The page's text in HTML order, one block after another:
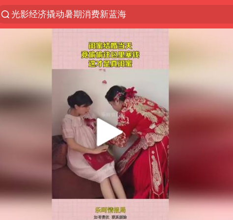
光影经济撬动暑期消费新蓝海
情侣福建平潭拍日出时坠崖
西湖突现狂风暴雨 游客瞬间被浇透
“不怕六爷挂得多 就怕六爷挂一颗”
视频丨中国东方电气集团原党组副书记、董事宋致远被查
杭州全市有序停课
直击东北超：哈尔滨vs通辽
香港宏福苑火灾或由烟头引起
白海豚将正面袭击贯穿浙江
36岁男演员成景区NPC后人气爆棚